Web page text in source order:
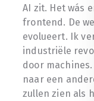
AI zit. Het wás
frontend. De
evolueert. Ik
industriële
door
naar een
zullen zien als